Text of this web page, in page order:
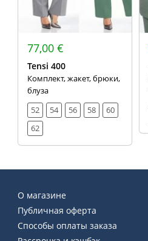
77,00 €
Tensi 400
Комплект, жакет, брюки,
блуза
52
54 56 58
60
62
О магазине
Публичная оферта
Способы оплаты заказа